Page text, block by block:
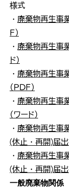
様式
・ 廃棄物再生事
Ｆ）
・ 廃棄物再生事
ド）
・ 廃棄物再生事
（ＰＤＦ）
・ 廃棄物再生事
（ワード）
・ 廃棄物再生事
(休止・再開)届出
・ 廃棄物再生事
(休止・再開)届出
一般廃棄物関係